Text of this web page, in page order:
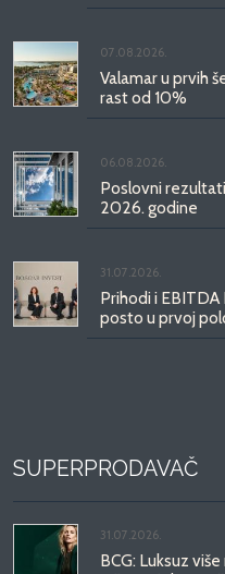
07.08.2026.
Valamar u prvih
rast od 10%
06.08.2026.
Poslovni
2026. godine
31.07.2026.
Prihodi i EBITDA
posto u prvoj
SUPERPRODAVAČ
31.07.2026.
BCG: Luksuz